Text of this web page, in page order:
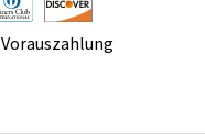
Vorauszahlung